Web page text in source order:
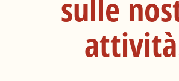
sulle